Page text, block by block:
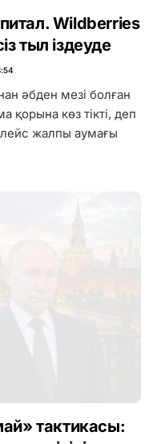
Wildberries
тыл іздеуде
әбден мезі болған
қорына көз тікті, деп
жалпы аумағы
тактикасы: